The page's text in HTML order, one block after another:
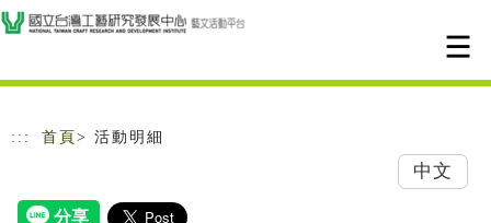
跳到主要內容
網站導覽
::: 首頁 > 活動明細
中文